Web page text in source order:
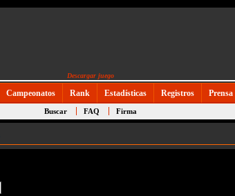
Descargar juego
Campeonatos Rank Estadísticas Registros Prensa
Buscar FAQ Firma